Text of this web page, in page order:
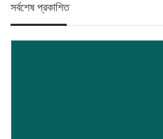
স‍র্বশেষ প্রকাশিত